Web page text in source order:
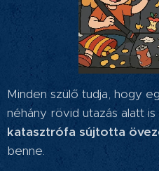
Minden szülő tudja, hogy
néhány rövid utazás alatt
katasztrófa sújtotta
benne.